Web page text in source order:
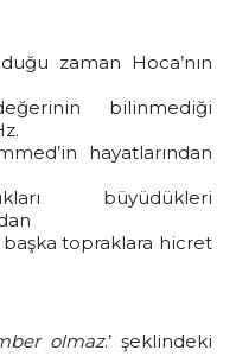
zaman Hoca’nın
bilinmediği
hayatlarından
büyüdükleri
başka topraklara hicret
olmaz.’ şeklindeki